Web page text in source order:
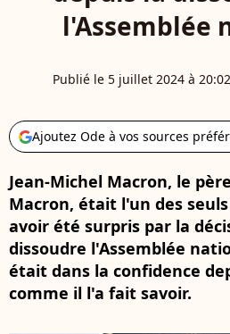
l'Assemblée
Publié le 5 juillet 2024 à 20:02
Ajoutez Ode à vos sources
Jean-Michel Macron, le
Macron, était l'un des
avoir été surpris par la
dissoudre l'Assemblée
était dans la confidence
comme il l'a fait savoir.